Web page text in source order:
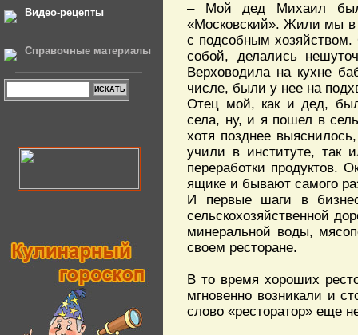
Видео-рецепты
Справочные материалы
– Мой дед Михаил был
«Московский». Жили мы в
с подсобным
собой, делались
Верховодила на кухне
числе, были у нее на
Отец мой, как и дед, был
села, ну, и я пошел в
хотя позднее
учили в институте, так
переработки продуктов.
ящике и бывают самого
И первые шаги в
сельскохозяйственной
минеральной воды,
своем ресторане.
В то время хороших
мгновенно возникали и
слово «ресторатор» еще